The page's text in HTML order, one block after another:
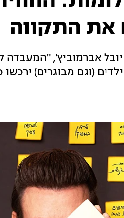
את התקווה
אברמוביץ', "המעבדה
(וגם מבוגרים) ירכשו